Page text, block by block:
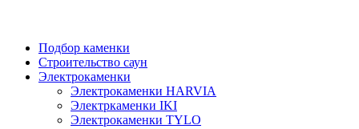
Подбор каменки
Строительство саун
Электрокаменки
Электрокаменки HARVIA
Электркаменки IKI
Электрокаменки TYLO